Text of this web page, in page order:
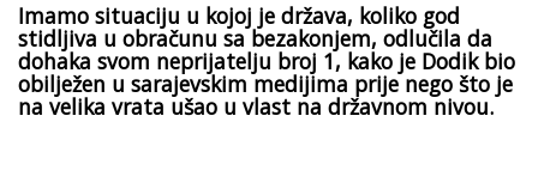
Imamo situaciju u kojoj je država, koliko god
stidljiva u obračunu sa bezakonjem, odlučila da
dohaka svom neprijatelju broj 1, kako je Dodik bio
obilježen u sarajevskim medijima prije nego što je
na velika vrata ušao u vlast na državnom nivou.